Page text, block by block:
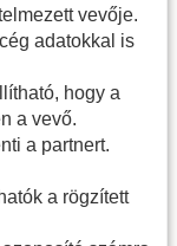
vevője.
adatokkal is
hogy a
a vevő.
a partnert.
a rögzített